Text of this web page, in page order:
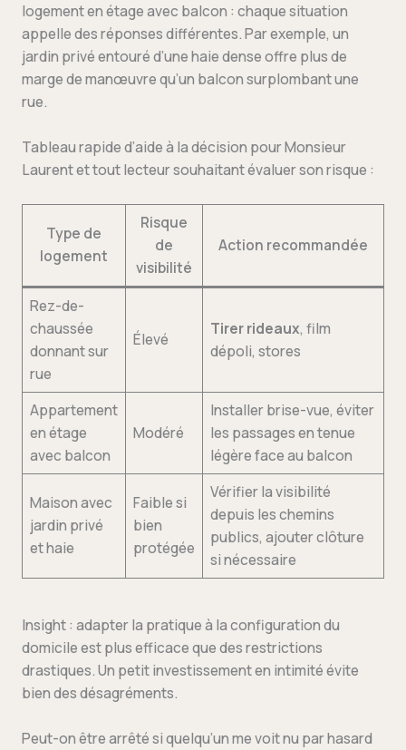
logement en étage avec balcon : chaque situation
appelle des réponses différentes. Par exemple, un
jardin privé entouré d’une haie dense offre plus de
marge de manœuvre qu’un balcon surplombant une
rue.
Tableau rapide d’aide à la décision pour Monsieur
Laurent et tout lecteur souhaitant évaluer son risque :
Type de
logement
Risque
de
visibilité
Action recommandée
Rez-de-
chaussée
donnant sur
rue
Élevé
Tirer rideaux, film
dépoli, stores
Appartement
en étage
avec balcon
Modéré
Installer brise-vue, éviter
les passages en tenue
légère face au balcon
Maison avec
jardin privé
et haie
Faible si
bien
protégée
Vérifier la visibilité
depuis les chemins
publics, ajouter clôture
si nécessaire
Insight : adapter la pratique à la configuration du
domicile est plus efficace que des restrictions
drastiques. Un petit investissement en intimité évite
bien des désagréments.
Peut-on être arrêté si quelqu’un me voit nu par hasard